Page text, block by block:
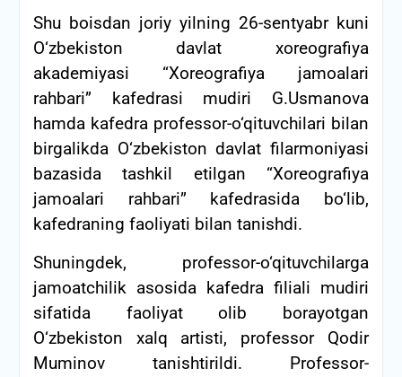
Shu boisdan joriy yilning 26-sentyabr kuni
O‘zbekiston davlat xoreografiya
akademiyasi “Xoreografiya jamoalari
rahbari” kafedrasi mudiri G.Usmanova
hamda kafedra professor-o‘qituvchilari bilan
birgalikda О‘zbekiston davlat filarmoniyasi
bazasida tashkil etilgan “Xoreografiya
jamoalari rahbari” kafedrasida bo‘lib,
kafedraning faoliyati bilan tanishdi.
Shuningdek, professor-o‘qituvchilarga
jamoatchilik asosida kafedra filiali mudiri
sifatida faoliyat olib borayotgan
O‘zbekiston xalq artisti, professor Qodir
Muminov tanishtirildi. Professor-